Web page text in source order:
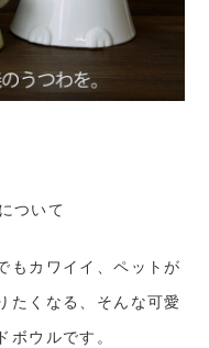
ついて
もカワイイ、ペットが
たくなる、そんな可愛
ボウルです。